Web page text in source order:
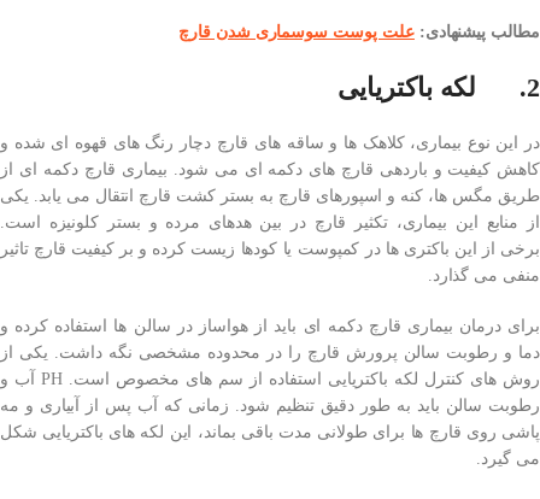
مطالب پیشنهادی:علت پوست سوسماری شدن قارچ
2. لکه باکتریایی
در این نوع بیماری، کلاهک ها و ساقه های قارچ دچار رنگ های قهوه ای شده و
کاهش کیفیت و باردهی قارچ های دکمه ای می شود. بیماری قارچ دکمه ای از
طریق مگس‌ ها، کنه و اسپورهای قارچ به بستر کشت قارچ انتقال می یابد. یکی
از منابع این بیماری، تکثیر قارچ در بین هدهای مرده و بستر کلونیزه است.
برخی از این باکتری ها در کمپوست یا کودها زیست کرده و بر کیفیت قارچ تاثیر
منفی می گذارد.
برای درمان بیماری قارچ دکمه ای باید از هواساز در سالن ها استفاده کرده و
دما و رطوبت سالن پرورش قارچ را در محدوده مشخصی نگه داشت. یکی از
روش های کنترل لکه باکتریایی استفاده از سم های مخصوص است. PH آب و
رطوبت سالن باید به طور دقیق تنظیم شود. زمانی که آب پس از آبیاری و مه
پاشی روی قارچ ها برای طولانی مدت باقی بماند، این لکه های باکتریایی شکل
می گیرد.